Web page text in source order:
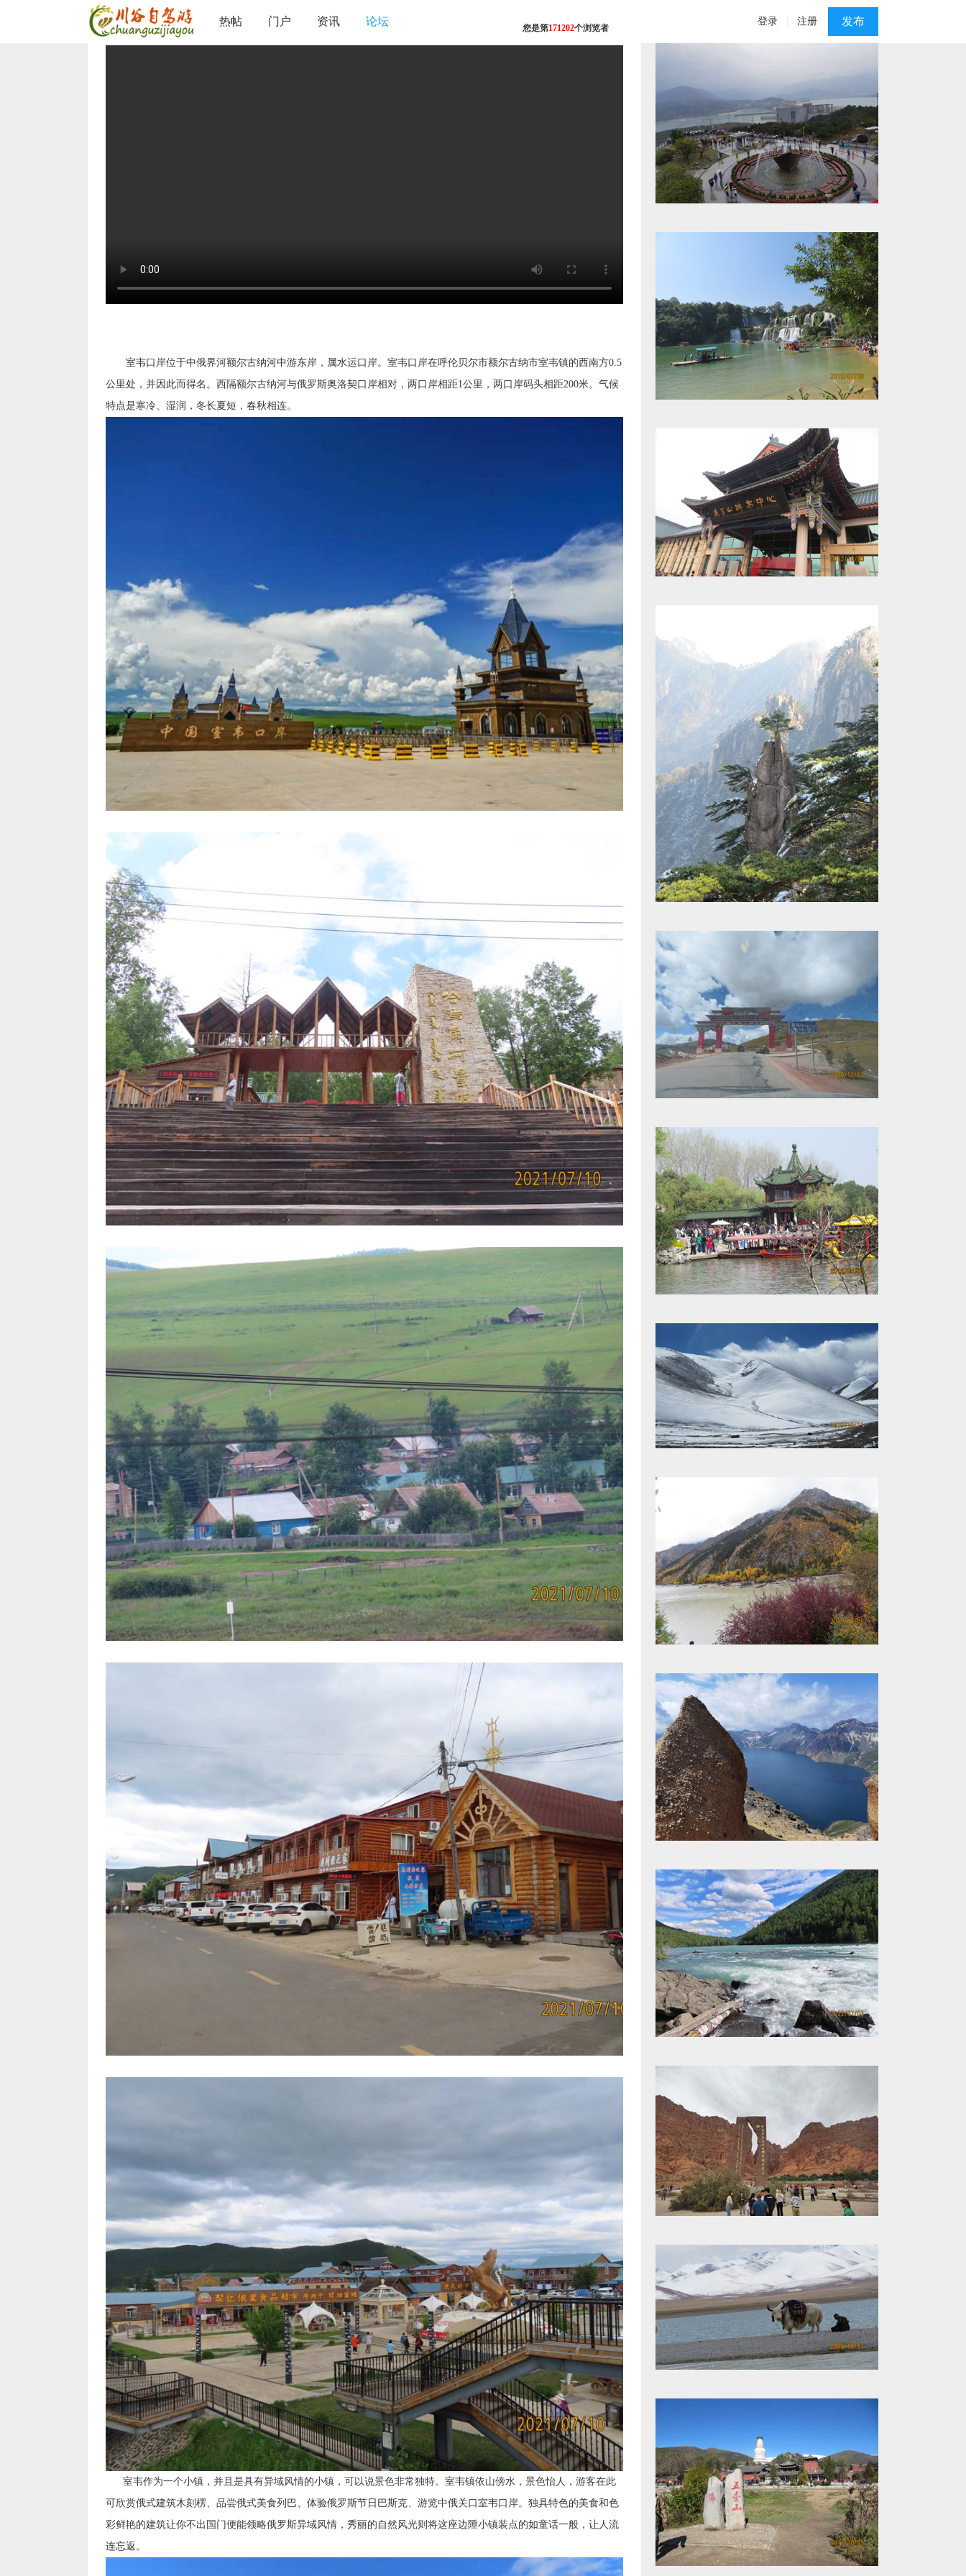
热帖 门户 资讯 论坛 发布
登录 注册
论坛
›
精彩游记
›
视频聚焦
›
查看内容
您是第171202个浏览者
室韦口岸位于中俄界河额尔古纳河中游东岸，属水运口岸。室韦口岸在呼伦贝尔市额尔古纳市室韦镇的西南方0.5
公里处，并因此而得名。西隔额尔古纳河与俄罗斯奥洛契口岸相对，两口岸相距1公里，两口岸码头相距200米。气候
特点是寒冷、湿润，冬长夏短，春秋相连。
室韦作为一个小镇，并且是具有异域风情的小镇，可以说景色非常独特。室韦镇依山傍水，景色怡人，游客在此
可欣赏俄式建筑木刻楞、品尝俄式美食列巴、体验俄罗斯节日巴斯克、游览中俄关口室韦口岸。独具特色的美食和色
彩鲜艳的建筑让你不出国门便能领略俄罗斯异域风情，秀丽的自然风光则将这座边陲小镇装点的如童话一般，让人流
连忘返。